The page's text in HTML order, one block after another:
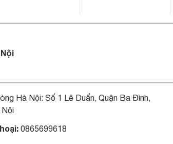
Hà Nội: Số 1 Lê Duẩn, Quận Ba Đình,
0865699618